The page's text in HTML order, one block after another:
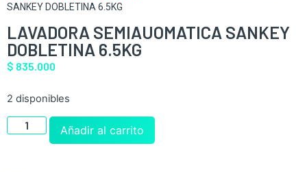
SANKEY DOBLETINA 6.5KG
LAVADORA SEMIAUOMATICA SANKEY
DOBLETINA 6.5KG
$ 835.000
2 disponibles
Añadir al carrito